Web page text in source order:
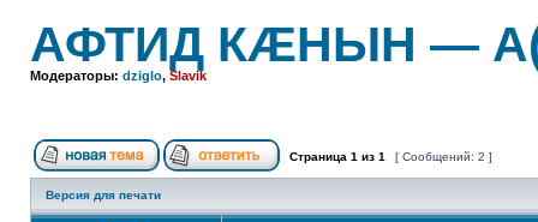
АФТИД КÆНЫН —
Модераторы: dziglo, Slavik
Страница 1 из 1 [ Сообщений: 2 ]
Версия для печати